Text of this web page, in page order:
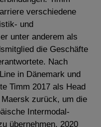
verschiedene
und
unter anderem als
die Geschäfte
Nach
in Dänemark und
Timm 2017 als Head
zurück, um die
Intermodal-
übernehmen. 2020